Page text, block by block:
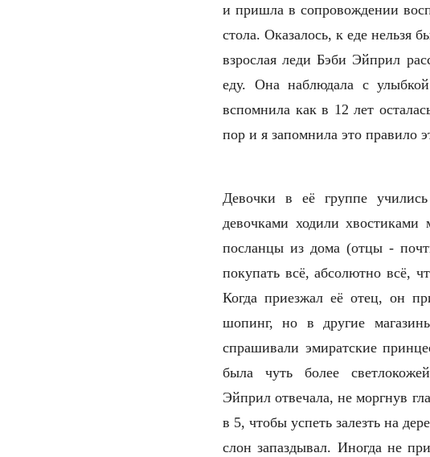
и пришла в сопровождении
стола. Оказалось, к еде нельзя
взрослая леди Бэби Эйприл
еду. Она наблюдала с
вспомнила как в 12 лет
пор и я запомнила это правило
Девочки в её группе
девочками ходили
посланцы из дома (отцы -
покупать всё, абсолютно всё,
Когда приезжал её отец, он
шопинг, но в другие
спрашивали эмиратские
была чуть более
Эйприл отвечала, не моргнув
в 5, чтобы успеть залезть на
слон запаздывал. Иногда не